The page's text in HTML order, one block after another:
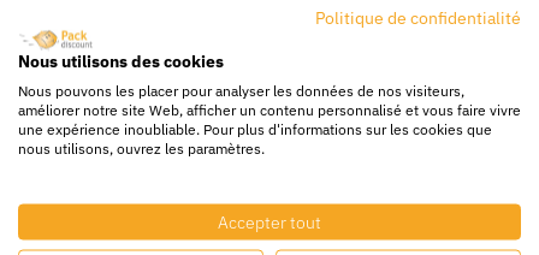
Selon votre méthode d’
différents
types de calage :calage en carton,
de calage,calage en polystyrène , ou calagefibre textile
recyclée. Ces solutions sont pensées pour lalogistique
moderne et assurent unsystème de protection fiable
Comment assurer la sécurité des colis ?
Politique de confidentialité
Nous utilisons des cookies
Nous pouvons les placer pour analyser les données de nos visiteurs,
améliorer notre site Web, afficher un contenu personnalisé et vous faire vivre
une expérience inoubliable. Pour plus d'informations sur les cookies que
nous utilisons, ouvrez les paramètres.
Accepter tout